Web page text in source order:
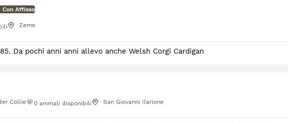
Affisso
Zeme
Da pochi anni anni allevo anche Welsh Corgi Cardigan
Collie 0 animali disponibili San Giovanni Ilarione